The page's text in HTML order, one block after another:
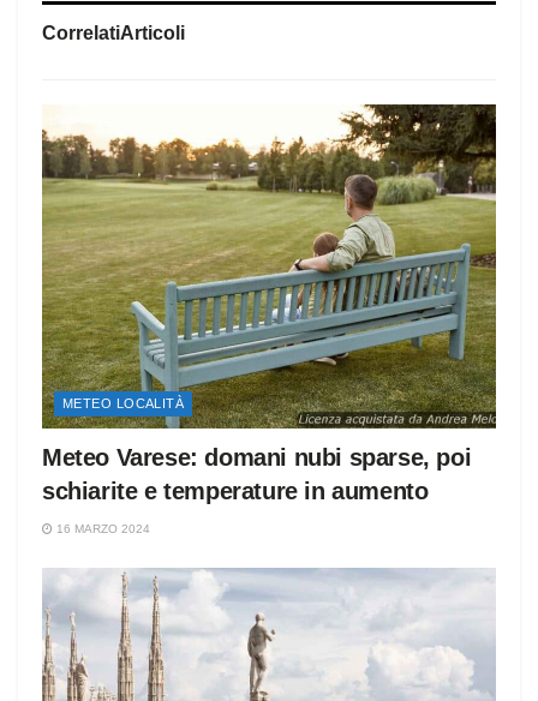
CorrelatiArticoli
METEO LOCALITÀ
Meteo Varese: domani nubi sparse, poi
schiarite e temperature in aumento
16 MARZO 2024